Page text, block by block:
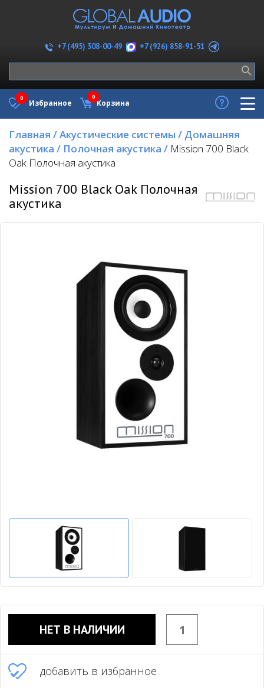
+7 (495) 308-00-49 +7 (926) 858-91-51
Избранное
0
Корзина
0
Главная /Акустические системы / Домашняя
акустика / Полочная акустика / Mission 700 Black
Oak Полочная акустика
Mission 700 Black Oak Полочная
акустика
НЕТ В НАЛИЧИИ
добавить в избранное